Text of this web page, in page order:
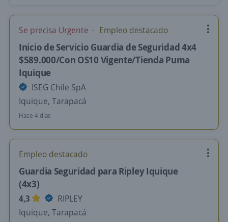
Se precisa Urgente Empleo destacado
Inicio de Servicio Guardia de Seguridad 4x4
$589.000/Con OS10 Vigente/Tienda Puma
Iquique
ISEG Chile SpA
Iquique, Tarapacá
Hace 4 días
Empleo destacado
Guardia Seguridad para Ripley Iquique
(4x3)
4,3
RIPLEY
Iquique, Tarapacá